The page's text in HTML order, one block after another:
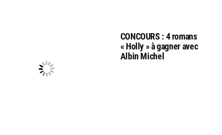
CONCOURS : 4 romans
« Holly » à gagner avec
Albin Michel